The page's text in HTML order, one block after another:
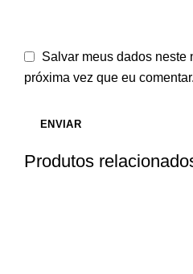
Salvar meus dados neste
próxima vez que eu comentar.
Produtos